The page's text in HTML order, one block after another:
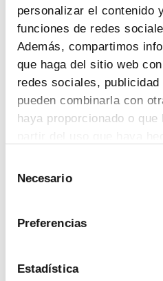
personalizar el contenido
funciones de redes
Además, compartimos
que haga del sitio web
redes sociales,
pueden combinarla con
haya proporcionado o
Para más información
Necesario
Preferencias
Estadística
INDICADORES
El valor estratégico de
farmacéutica (2024)
ver más
Encuesta de empleo en
ver más